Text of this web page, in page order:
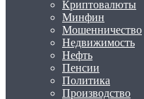
Криптовалюты
Минфин
Мошенничество
Недвижимость
Нефть
Пенсии
Политика
Производство